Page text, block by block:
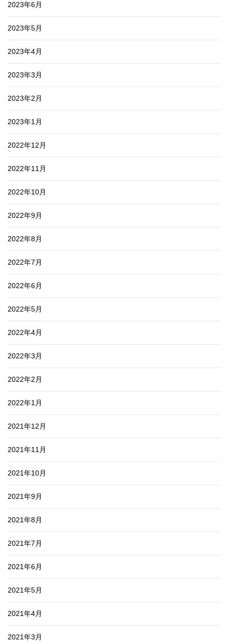
2023年6月
2023年5月
2023年4月
2023年3月
2023年2月
2023年1月
2022年12月
2022年11月
2022年10月
2022年9月
2022年8月
2022年7月
2022年6月
2022年5月
2022年4月
2022年3月
2022年2月
2022年1月
2021年12月
2021年11月
2021年10月
2021年9月
2021年8月
2021年7月
2021年6月
2021年5月
2021年4月
2021年3月